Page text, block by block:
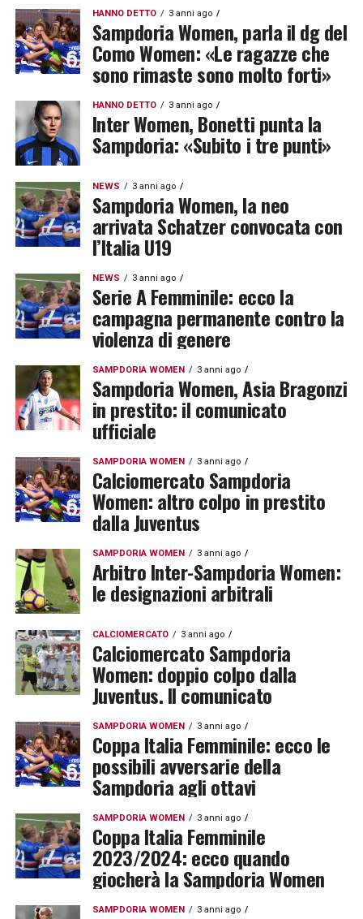
HANNO DETTO 3 anni ago
Sampdoria Women, parla il dg del
Como Women: «Le ragazze che
sono rimaste sono molto forti»
HANNO DETTO 3 anni ago
Inter Women, Bonetti punta la
Sampdoria: «Subito i tre punti»
NEWS 3 anni ago
Sampdoria Women, la neo
arrivata Schatzer convocata con
l’Italia U19
NEWS 3 anni ago
Serie A Femminile: ecco la
campagna permanente contro la
violenza di genere
SAMPDORIA WOMEN 3 anni ago
Sampdoria Women, Asia Bragonzi
in prestito: il comunicato
ufficiale
SAMPDORIA WOMEN 3 anni ago
Calciomercato Sampdoria
Women: altro colpo in prestito
dalla Juventus
SAMPDORIA WOMEN 3 anni ago
Arbitro Inter-Sampdoria Women:
le designazioni arbitrali
CALCIOMERCATO 3 anni ago
Calciomercato Sampdoria
Women: doppio colpo dalla
Juventus. Il comunicato
SAMPDORIA WOMEN 3 anni ago
Coppa Italia Femminile: ecco le
possibili avversarie della
Sampdoria agli ottavi
SAMPDORIA WOMEN 3 anni ago
Coppa Italia Femminile
2023/2024: ecco quando
giocherà la Sampdoria Women
SAMPDORIA WOMEN 3 anni ago